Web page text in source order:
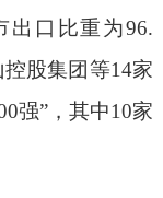
出口比重为96.
股集团等14家
强”，其中10家